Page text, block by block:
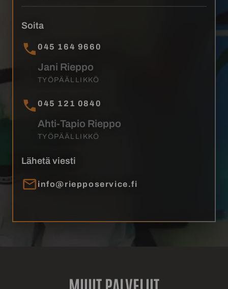
Soita
045 164 9660
Jani Rieppo
TYÖPÄÄLLIKKÖ
045 121 0840
Ahti-Tapio Rieppo
TYÖPÄÄLLIKKÖ
Lähetä viesti
info@riepposervice.fi
MUUT PALVELUT